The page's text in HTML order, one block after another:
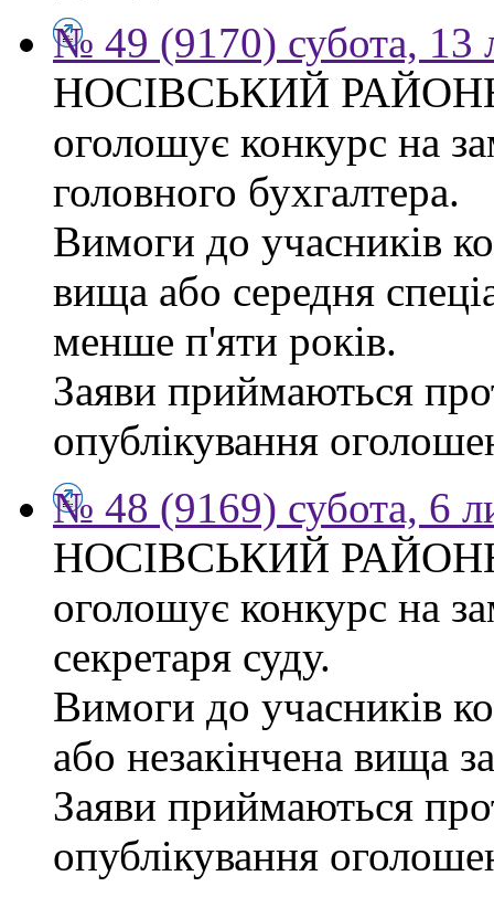
№ 49 (9170) субота, 13
НОСІВСЬКИЙ
оголошує конкурс на
головного бухгалтера.
Вимоги до учасників
вища або середня
менше п'яти років.
Заяви приймаються
опублікування
№ 48 (9169) субота, 6
НОСІВСЬКИЙ
оголошує конкурс на
секретаря суду.
Вимоги до учасників
або незакінчена вища
Заяви приймаються
опублікування